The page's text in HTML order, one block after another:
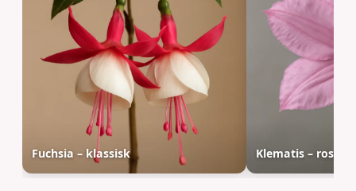
Fuchsia – klassisk Klematis – rosa